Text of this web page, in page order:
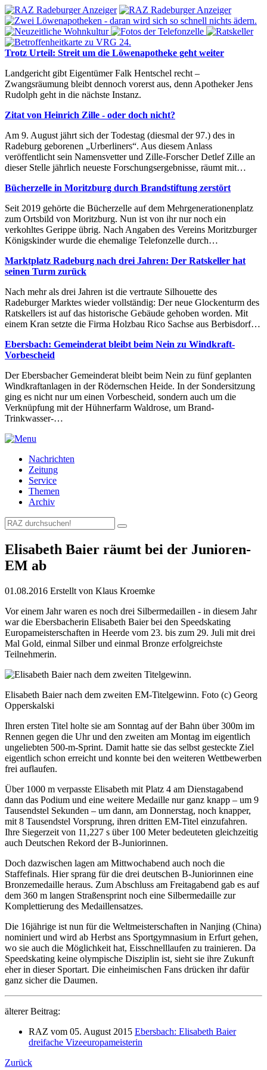
Trotz Urteil: Streit um die Löwenapotheke geht weiter
Landgericht gibt Eigentümer Falk Hentschel recht –
Zwangsräumung bleibt dennoch vorerst aus, denn Apotheker Jens
Rudolph geht in die nächste Instanz.
Zitat von Heinrich Zille - oder doch nicht?
Am 9. August jährt sich der Todestag (diesmal der 97.) des in
Radeburg geborenen „Urberliners“. Aus diesem Anlass
veröffentlicht sein Namensvetter und Zille-Forscher Detlef Zille an
dieser Stelle jährlich neueste Forschungsergebnisse, räumt mit…
Bücherzelle in Moritzburg durch Brandstiftung zerstört
Seit 2019 gehörte die Bücherzelle auf dem Mehrgenerationenplatz
zum Ortsbild von Moritzburg. Nun ist von ihr nur noch ein
verkohltes Gerippe übrig. Nach Angaben des Vereins Moritzburger
Königskinder wurde die ehemalige Telefonzelle durch…
Marktplatz Radeburg nach drei Jahren: Der Ratskeller hat
seinen Turm zurück
Nach mehr als drei Jahren ist die vertraute Silhouette des
Radeburger Marktes wieder vollständig: Der neue Glockenturm des
Ratskellers ist auf das historische Gebäude gehoben worden. Mit
einem Kran setzte die Firma Holzbau Rico Sachse aus Berbisdorf…
Ebersbach: Gemeinderat bleibt beim Nein zu Windkraft-
Vorbescheid
Der Ebersbacher Gemeinderat bleibt beim Nein zu fünf geplanten
Windkraftanlagen in der Rödernschen Heide. In der Sondersitzung
ging es nicht nur um einen Vorbescheid, sondern auch um die
Verknüpfung mit der Hühnerfarm Waldrose, um Brand-
Trinkwasser-…
Nachrichten
Zeitung
Service
Themen
Archiv
Elisabeth Baier räumt bei der Junioren-
EM ab
01.08.2016 Erstellt von Klaus Kroemke
Vor einem Jahr waren es noch drei Silbermedaillen - in diesem Jahr
war die Ebersbacherin Elisabeth Baier bei den Speedskating
Europameisterschaften in Heerde vom 23. bis zum 29. Juli mit drei
Mal Gold, einmal Silber und einmal Bronze erfolgreichste
Teilnehmerin.
Elisabeth Baier nach dem zweiten EM-Titelgewinn. Foto (c) Georg
Opperskalski
Ihren ersten Titel holte sie am Sonntag auf der Bahn über 300m im
Rennen gegen die Uhr und den zweiten am Montag im eigentlich
ungeliebten 500-m-Sprint. Damit hatte sie das selbst gesteckte Ziel
eigentlich schon erreicht und konnte bei den weiteren Wettbewerben
frei auflaufen.
Über 1000 m verpasste Elisabeth mit Platz 4 am Dienstagabend
dann das Podium und eine weitere Medaille nur ganz knapp – um 9
Tausendstel Sekunden – um dann, am Donnerstag, noch knapper,
mit 8 Tausendstel Vorsprung, ihren dritten EM-Titel einzufahren.
Ihre Siegerzeit von 11,227 s über 100 Meter bedeuteten gleichzeitig
auch Deutschen Rekord der B-Juniorinnen.
Doch dazwischen lagen am Mittwochabend auch noch die
Staffefinals. Hier sprang für die drei deutschen B-Juniorinnen eine
Bronzemedaille heraus. Zum Abschluss am Freitagabend gab es auf
dem 360 m langen Straßensprint noch eine Silbermedaille zur
Komplettierung des Medaillensatzes.
Die 16jährige ist nun für die Weltmeisterschaften in Nanjing (China)
nominiert und wird ab Herbst ans Sportgymnasium in Erfurt gehen,
wo sie auch die Möglichkeit hat, Eisschnelllaufen zu trainieren. Da
Speedskating keine olympische Disziplin ist, sieht sie ihre Zukunft
eher in dieser Sportart. Die einheimischen Fans drücken ihr dafür
ganz sicher die Daumen.
älterer Beitrag:
RAZ vom 05. August 2015 Ebersbach: Elisabeth Baier
dreifache Vizeeuropameisterin
Zurück